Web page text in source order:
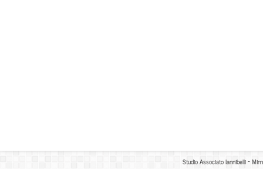
Studio Associato Iannibelli -